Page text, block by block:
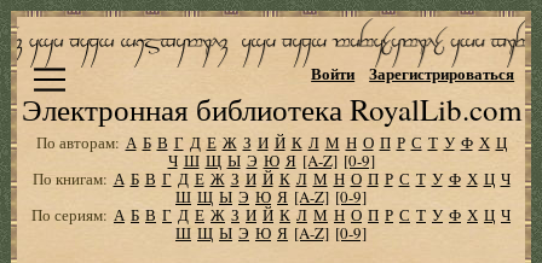
Электронная библиотека RoyalLib.com
Войти Зарегистрироваться
По авторам: А Б В Г Д Е Ж З И Й К Л М Н О П Р С Т У Ф Х Ц
Ч Ш Щ Ы Э Ю Я [A-Z] [0-9]
По книгам: А Б В Г Д Е Ж З И Й К Л М Н О П Р С Т У Ф Х Ц Ч
Ш Щ Ы Э Ю Я [A-Z] [0-9]
По сериям: А Б В Г Д Е Ж З И Й К Л М Н О П Р С Т У Ф Х Ц Ч
Ш Щ Ы Э Ю Я [A-Z] [0-9]